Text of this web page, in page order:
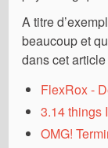
A titre
beaucoup et
dans cet article
FlexRox -
3.14 things
OMG!